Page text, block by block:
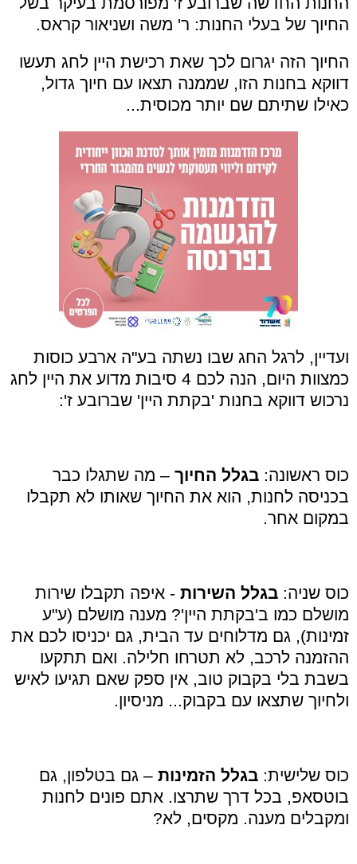
החיוך של בעלי החנות: ר' משה ושניאור קראס.
החיוך הזה יגרום לכך שאת רכישת היין לחג תעשו
דווקא בחנות הזו, שממנה תצאו עם חיוך גדול,
כאילו שתיתם שם יותר מכוסית...
ועדיין, לרגל החג שבו נשתה בע"ה ארבע כוסות
כמצוות היום, הנה לכם 4 סיבות מדוע את היין לחג
נרכוש דווקא בחנות 'בקתת היין' שברובע ז':
כוס ראשונה: בגלל החיוך – מה שתגלו כבר
בכניסה לחנות, הוא את החיוך שאותו לא תקבלו
במקום אחר.
כוס שניה: בגלל השירות - איפה תקבלו שירות
מושלם כמו ב'בקתת היין'? מענה מושלם (ע"ע
זמינות), גם מדלוחים עד הבית, גם יכניסו לכם את
ההזמנה לרכב, לא תטרחו חלילה. ואם תתקעו
בשבת בלי בקבוק טוב, אין ספק שאם תגיעו לאיש
ולחיוך שתצאו עם בקבוק... מניסיון.
כוס שלישית: בגלל הזמינות – גם בטלפון, גם
בוטסאפ, בכל דרך שתרצו. אתם פונים לחנות
ומקבלים מענה. מקסים, לא?